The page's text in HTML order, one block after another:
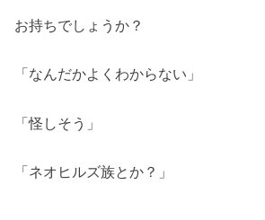
お持ちでしょうか？
「なんだかよくわからない」
「怪しそう」
「ネオヒルズ族とか？」